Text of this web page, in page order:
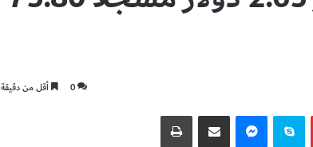
0 أقل من دقيقة
بينتيريستسكايب ماسنجر مشاركة عبر البريد طباعة